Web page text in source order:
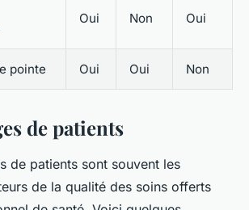
Oui Non Oui
pointe Oui Oui Non
de patients
de patients sont souvent les
de la qualité des soins offerts